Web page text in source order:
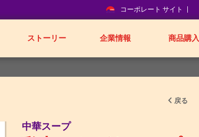
コーポレート サイト
ストーリー 企業情報 商品購入
戻る
中華スープ